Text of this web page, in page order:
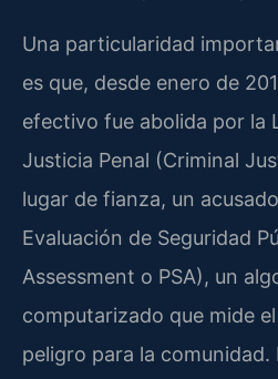
Una particularidad
es que, desde enero de
efectivo fue abolida por la
Justicia Penal (Criminal
lugar de fianza, un
Evaluación de Seguridad
Assessment o PSA), un
computarizado que mide
peligro para la comunidad.